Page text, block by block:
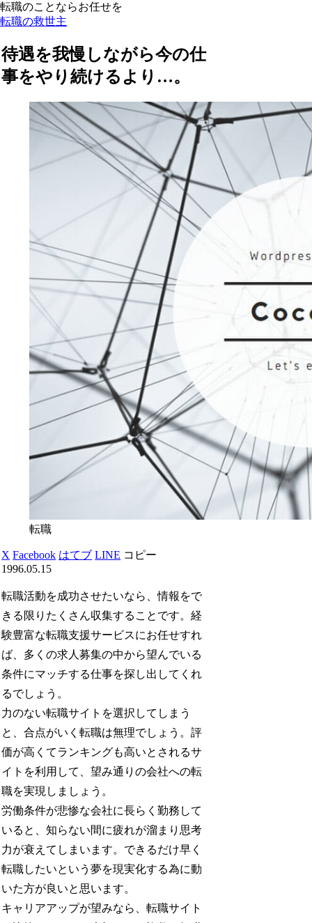
転職のことならお任せを
転職の救世主
待遇を我慢しながら今の仕
事をやり続けるより…。
転職
X Facebook はてブ LINE コピー
1996.05.15
転職活動を成功させたいなら、情報をで
きる限りたくさん収集することです。経
験豊富な転職支援サービスにお任せすれ
ば、多くの求人募集の中から望んでいる
条件にマッチする仕事を探し出してくれ
るでしょう。
力のない転職サイトを選択してしまう
と、合点がいく転職は無理でしょう。評
価が高くてランキングも高いとされるサ
イトを利用して、望み通りの会社への転
職を実現しましょう。
労働条件が悲惨な会社に長らく勤務して
いると、知らない間に疲れが溜まり思考
力が衰えてしまいます。できるだけ早く
転職したいという夢を現実化する為に動
いた方が良いと思います。
キャリアアップが望みなら、転職サイト